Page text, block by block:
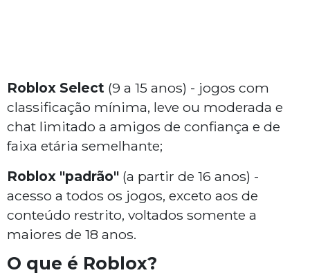
Roblox Select (9 a 15 anos) - jogos com
classificação mínima, leve ou moderada e
chat limitado a amigos de confiança e de
faixa etária semelhante;
Roblox "padrão" (a partir de 16 anos) -
acesso a todos os jogos, exceto aos de
conteúdo restrito, voltados somente a
maiores de 18 anos.
O que é Roblox?